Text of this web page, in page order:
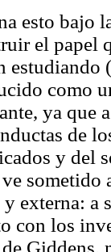
esto bajo
el papel
estudiando (
como
ya que
de
y del
externa: a
con los
Giddens,